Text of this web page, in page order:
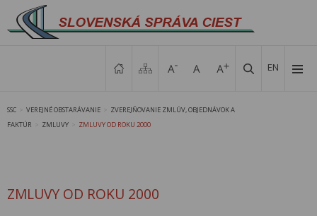
EN
SSC VEREJNÉ OBSTARÁVANIE
ZVEREJŇOVANIE ZMLÚV, OBJEDNÁVOK A
FAKTÚR
ZMLUVY ZMLUVY OD ROKU 2000
ZMLUVY OD ROKU 2000